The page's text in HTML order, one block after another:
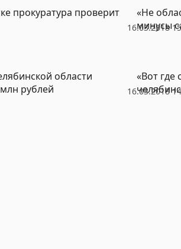
16.03.2018
прокуратура проверит
«Не
минусы
16.03.2018
области
рублей
«Вот где